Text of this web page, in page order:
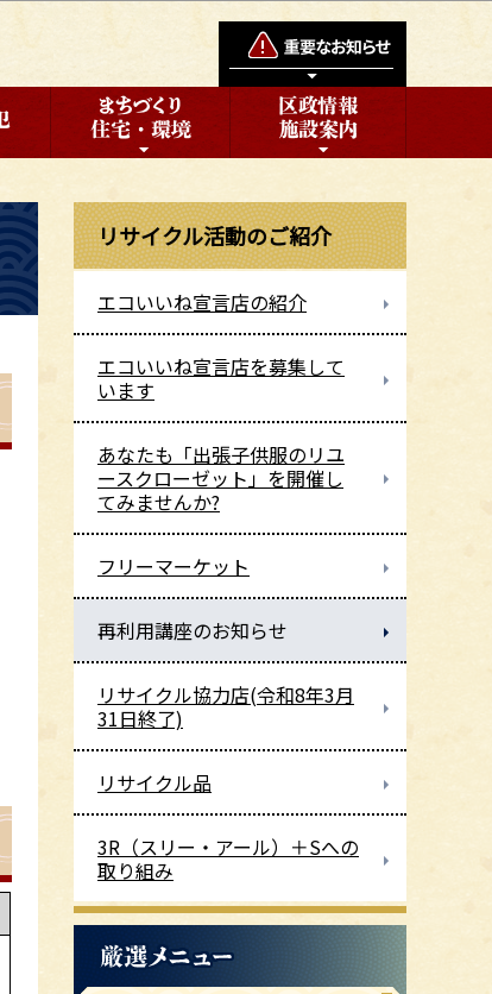
リサイクル活動のご紹介
エコいいね宣言店の紹介
エコいいね宣言店を募集して
います
あなたも「出張子供服のリユ
ースクローゼット」を開催し
てみませんか?
フリーマーケット
再利用講座のお知らせ
リサイクル協力店(令和8年3月
31日終了)
リサイクル品
3R（スリー・アール）＋Sへの
取り組み